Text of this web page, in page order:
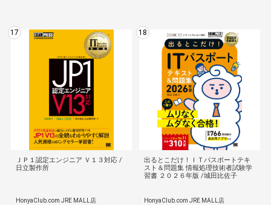
17
ＪＰ１認定エンジニア Ｖ１３対応 /
日立製作所
HonyaClub.com JRE MALL店
18
出るとこだけ！ＩＴパスポートテキ
スト＆問題集 情報処理技術者試験学
習書 ２０２６年版 /城田比佐子
HonyaClub.com JRE MALL店